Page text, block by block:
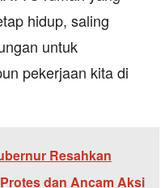
hidup, saling
untuk
pekerjaan kita di
Resahkan
dan Ancam Aksi